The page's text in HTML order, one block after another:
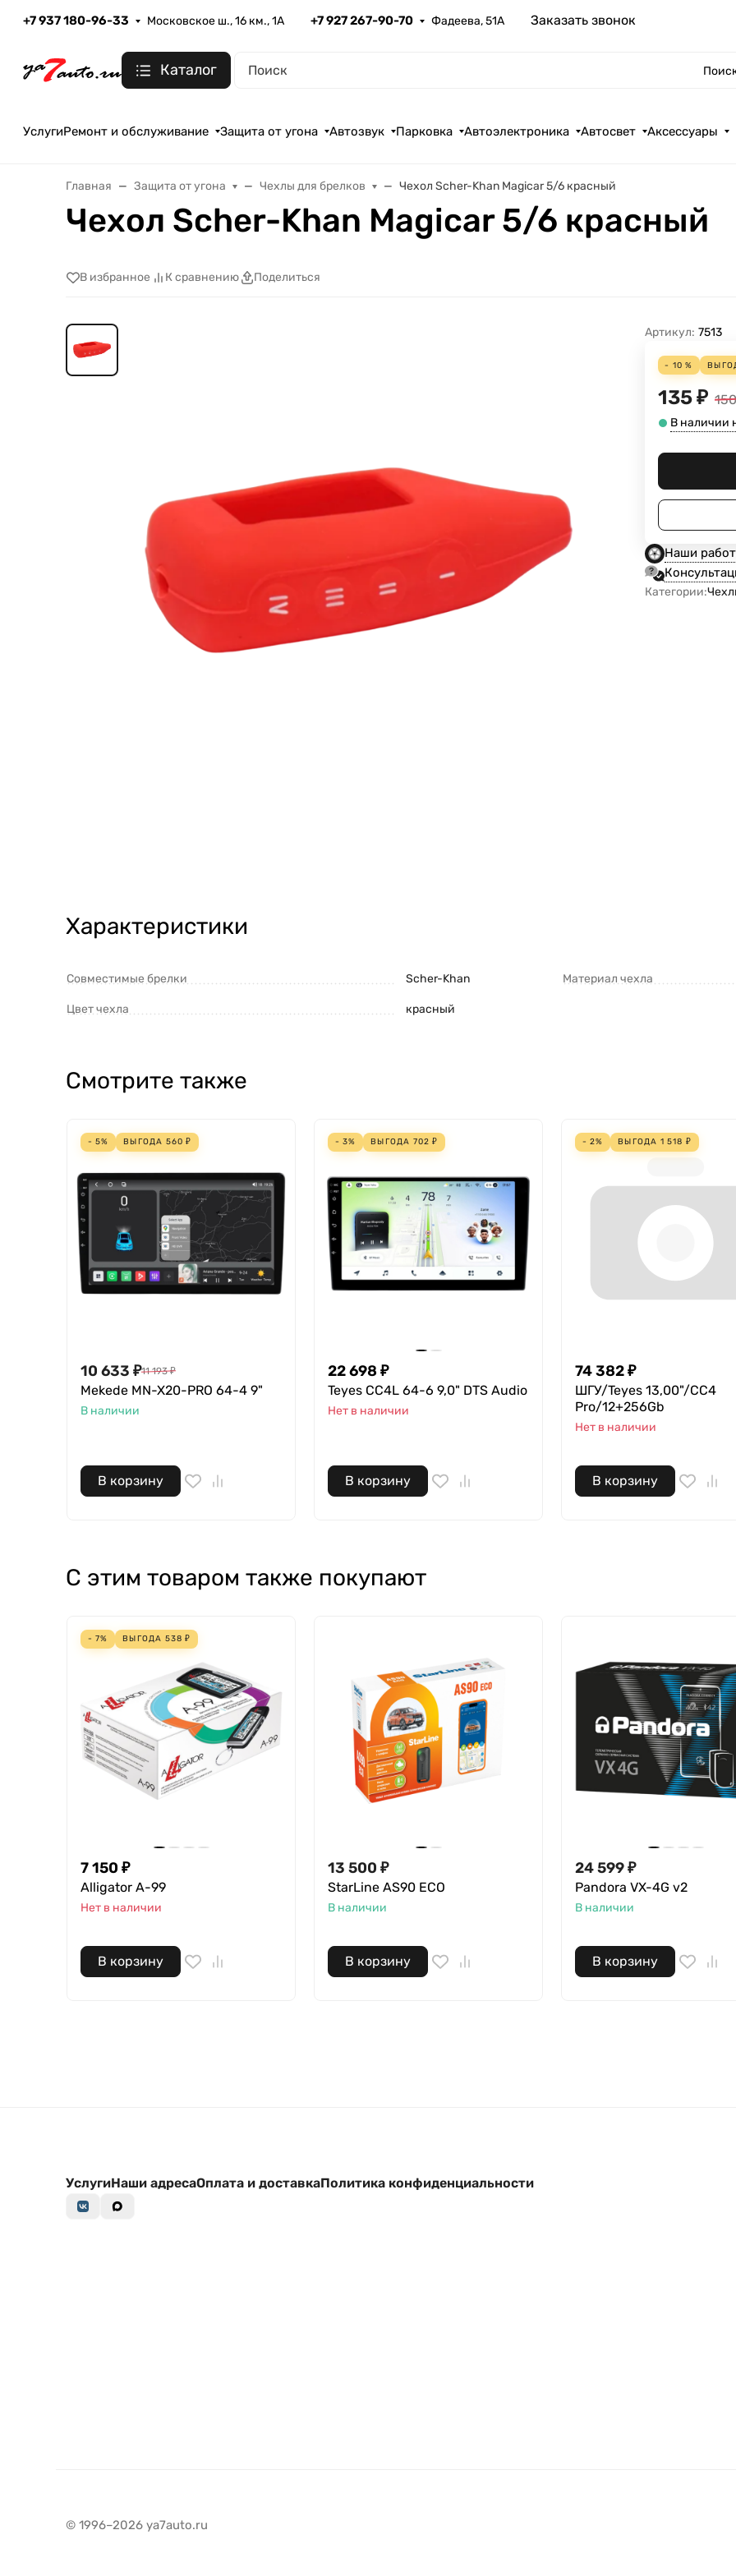
+7 937 180-96-33 Московское ш., 16 км., 1А +7 927 267-90-70 Фадеева, 51А Заказать звонок
Каталог
УслугиРемонт и обслуживание Защита от угона Автозвук Парковка Автоэлектроника Автосвет Аксессуары
Главная Защита от угона Чехлы для брелков Чехол Scher-Khan Magicar 5/6 красный
Чехол Scher-Khan Magicar 5/6 красный
В избранное К сравнению Поделиться
Артикул: 7513
- 10 %
135₽ 150
В наличии
Наши
Категории:
Характеристики
Совместимые брелки Scher-Khan
Цвет чехла красный
Материал чехла
Смотрите также
- 5% ВЫГОДА 560 ₽
10 633 ₽11 193 ₽
Mekede MN-X20-PRO 64-4 9"
В наличии
В корзину
- 3% ВЫГОДА 702 ₽
22 698 ₽
Teyes CC4L 64-6 9,0" DTS Audio
Нет в наличии
В корзину
- 2% ВЫГОДА 1 518 ₽
74 382₽
ШГУ/Teyes 13,00"/CC4
Pro/12+256Gb
Нет в наличии
В корзину
С этим товаром также покупают
- 7% ВЫГОДА 538 ₽
7 150 ₽
Alligator A-99
Нет в наличии
В корзину
13 500 ₽
StarLine AS90 ECO
В наличии
В корзину
24 599₽
Pandora VX-4G v2
В наличии
В корзину
УслугиНаши адресаОплата и доставкаПолитика конфиденциальности
© 1996–2026 ya7auto.ru